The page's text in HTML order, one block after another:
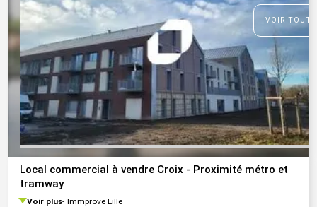
VOIR
Local commercial à vendre Croix - Proximité métro et
tramway
Voir plus Immprove Lille